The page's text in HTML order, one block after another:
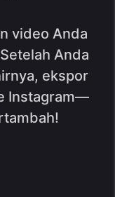
video Anda
Anda
ekspor
Instagram—